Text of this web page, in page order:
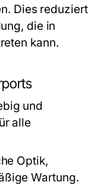
Dies reduziert
die in
kann.
und
alle
Optik,
Wartung.